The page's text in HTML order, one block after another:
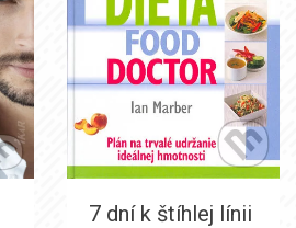
7 dní k štíhlej línii